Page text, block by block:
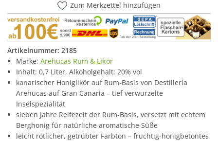
Zum Merkzettel hinzufügen
Artikelnummer: 2185
Marke: Arehucas Rum & Likör
Inhalt: 0,7 Liter, Alkoholgehalt: 20% vol
kanarischer Honiglikör auf Rum-Basis von Destillería
Arehucas auf Gran Canaria – tief verwurzelte
Inselspezialität
sieben Jahre Reifezeit der Rum-Basis, versetzt mit echtem
Berghonig für natürliche aromatische Süße
leicht rötlicher, getrübter Farbton – fruchtig-honigbetontes